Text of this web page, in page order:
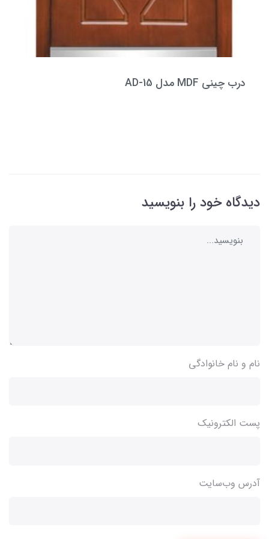
درب چینی MDF مدل AD-15
دیدگاه خود را بنویسید
نام و نام خانوادگی
پست الکترونیک
آدرس وب‌سایت